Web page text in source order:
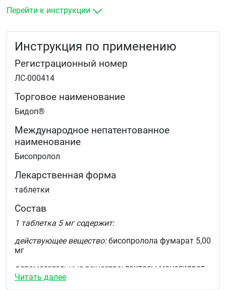
Перейти к инструкции
Инструкция по применению
Регистрационный номер
ЛС-000414
Торговое наименование
Бидоп®
Международное непатентованное
наименование
Бисопролол
Лекарственная форма
таблетки
Состав
1 таблетка 5 мг содержит:
действующее вещество:бисопролола фумарат 5,00
мг
вспомогательные вещества:лактозы моногидрат
135,20 мг, целлюлоза микрокристаллическая 32,00
мг, магния стеарат 0.70 мг, кросповидон 6,00 мг,
Читать далее